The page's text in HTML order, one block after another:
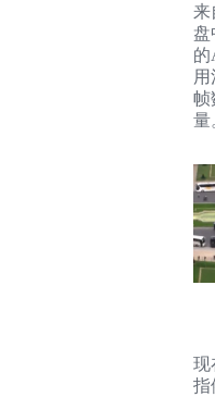
来
盘
的
帧
量
现
指